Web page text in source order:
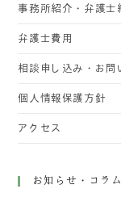
事務所紹介・弁護士
弁護士費用
相談申し込み・お問
個人情報保護方針
アクセス
お知らせ・コラ